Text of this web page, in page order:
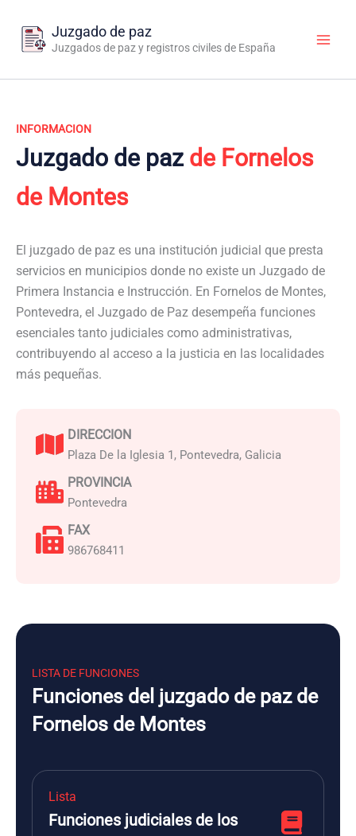
contenido
Juzgado de paz
Juzgados de paz y registros civiles de España
INFORMACION
Juzgado de paz de Fornelos
de Montes
El juzgado de paz es una institución judicial que presta
servicios en municipios donde no existe un Juzgado de
Primera Instancia e Instrucción. En Fornelos de Montes,
Pontevedra, el Juzgado de Paz desempeña funciones
esenciales tanto judiciales como administrativas,
contribuyendo al acceso a la justicia en las localidades
más pequeñas.
DIRECCION
Plaza De la Iglesia 1, Pontevedra, Galicia
PROVINCIA
Pontevedra
FAX
986768411
LISTA DE FUNCIONES
Funciones del juzgado de paz de
Fornelos de Montes
Lista
Funciones judiciales de los